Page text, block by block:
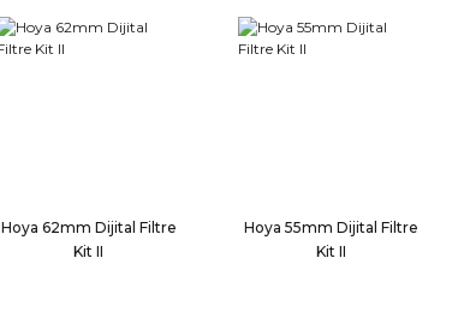
Hoya 62mm Dijital Filtre
Kit II
Hoya 55mm Dijital Filtre
Kit II